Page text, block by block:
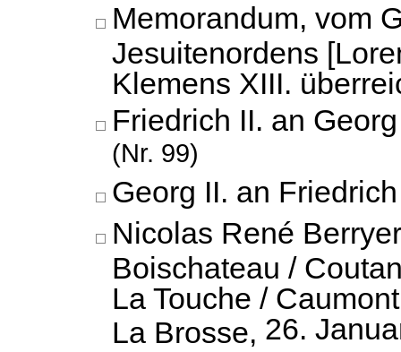
Memorandum, vom
Jesuitenordens
Klemens XIII.
Friedrich II. an
(Nr. 99)
Georg II. an
Nicolas René
Boischateau /
La Touche /
La Brosse, 26.